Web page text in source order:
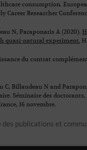
consumption.
Career Researcher
N, Paraponaris A (2020).
quasi-natural experiment.
du contrat
C, Billaudeau N and
Séminaire des doctorants,
16 novembre.
des publications et